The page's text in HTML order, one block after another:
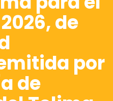
de
por
de